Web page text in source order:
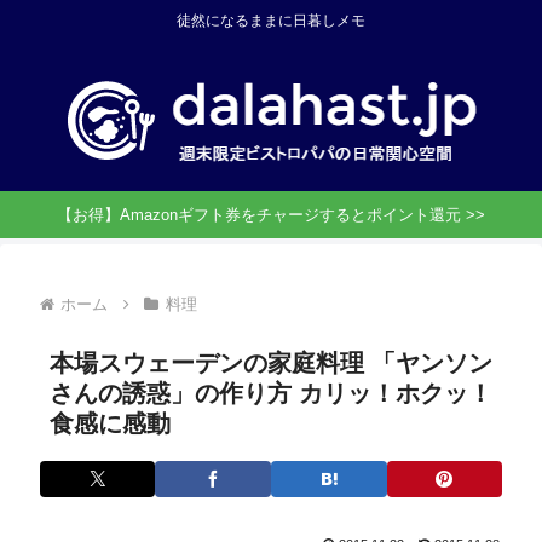
徒然になるままに日暮しメモ
【お得】Amazonギフト券をチャージするとポイント還元 >>
ホーム 料理
本場スウェーデンの家庭料理 「ヤンソン
さんの誘惑」の作り方 カリッ！ホクッ！
食感に感動